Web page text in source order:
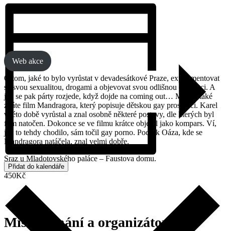
Přidat do kalendáře
Web akce
O tom, jaké to bylo vyrůstat v devadesátkové Praze, experimentovat
se svou sexualitou, drogami a objevovat svou odlišnou orientaci. A
jak se pak párty rozjede, když dojde na coming out… Možná také
znáte film Mandragora, který popisuje dětskou gay prostituci. Karel
v této době vyrůstal a znal osobně některé postavy, dle kterých byl
film natočen. Dokonce se ve filmu krátce objevil jako kompars. Ví,
jak to tehdy chodilo, sám točil gay porno. Podnik Oáza, kde se
Mandragora natáčela, znal velmi dobře.
Sraz u Mladotovského paláce – Faustova domu.
450Kč
Místo konání a organizátor